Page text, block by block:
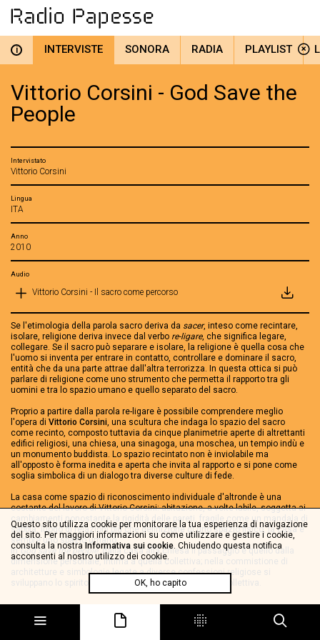
i INTERVISTE SONORA RADIA PLAYLIST
Vittorio Corsini - God Save the
People
Intervistato
Vittorio Corsini
Lingua
ITA
Anno
2010
Audio
Vittorio Corsini - Il sacro come percorso
Se l'etimologia della parola sacro deriva da sacer, inteso come recintare,
isolare, religione deriva invece dal verbo re-ligare, che significa legare,
collegare. Se il sacro può separare e isolare, la religione è quella cosa che
l'uomo si inventa per entrare in contatto, controllare e dominare il sacro,
entità che da una parte attrae dall'altra terrorizza. In questa ottica si può
parlare di religione come uno strumento che permetta il rapporto tra gli
uomini e tra lo spazio umano e quello separato del sacro.
Proprio a partire dalla parola re-ligare è possibile comprendere meglio
l'opera di Vittorio Corsini, una scultura che indaga lo spazio del sacro
come recinto, composto tuttavia da cinque planimetrie aperte di altrettanti
edifici religiosi, una chiesa, una sinagoga, una moschea, un tempio indù e
un monumento buddista. Lo spazio recintato non è inviolabile ma
all'opposto è forma inedita e aperta che invita al rapporto e si pone come
soglia simbolica di un dialogo tra diverse culture di fede.
La casa come spazio di riconoscimento individuale d'altronde è una
costante del lavoro di Vittorio Corsini: abitazione, a volte labile, soggetta ai
cambiamenti nonostante la rigidità delle pareti, fragile come un mandala di
sabbia, luogo di relazioni più che definizione di uno spazio fisico, la casa è
sempre uno spazio umano.
InGod save the people, dalla casa alla chiesa il passaggio è quello dalla
dimensione personale, intima a quella collettiva; nella commistione di
architetture e simbologie legate a diverse confessioni religiose si
sviluppano lo spirito e la forma sociale di una ritualità collettiva.
Questo sito utilizza cookie per monitorare la tua esperienza di navigazione
del sito. Per maggiori informazioni su come utilizzare e gestire i cookie,
consulta la nostra Informativa sui cookie. Chiudendo questa notifica
acconsenti al nostro utilizzo dei cookie.
OK, ho capito